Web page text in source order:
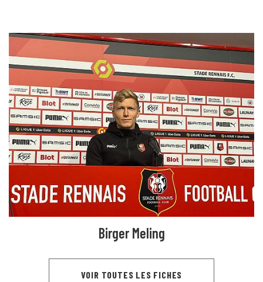
Birger Meling
VOIR TOUTES LES FICHES